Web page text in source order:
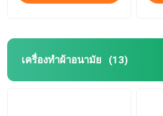
เครื่องทำผ้าอนามัย (13)